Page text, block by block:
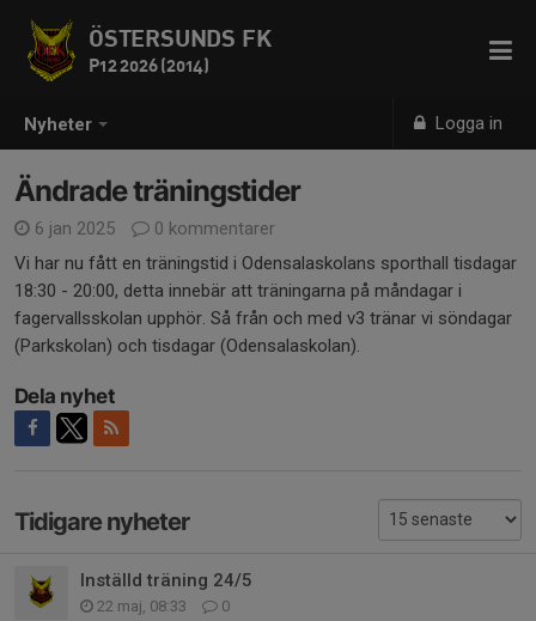
Nyheter Logga in
ÖSTERSUNDS FK
P12 2026 (2014)
Ändrade träningstider
6 jan 2025
0 kommentarer
Vi har nu fått en träningstid i Odensalaskolans sporthall tisdagar
18:30 - 20:00, detta innebär att träningarna på måndagar i
fagervallsskolan upphör. Så från och med v3 tränar vi söndagar
(Parkskolan) och tisdagar (Odensalaskolan).
Dela nyhet
Tidigare nyheter
Inställd träning 24/5
22 maj, 08:33 0